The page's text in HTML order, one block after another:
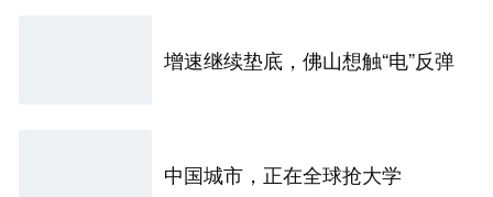
增速继续垫底，佛山想触“电”反弹
中国城市，正在全球抢大学